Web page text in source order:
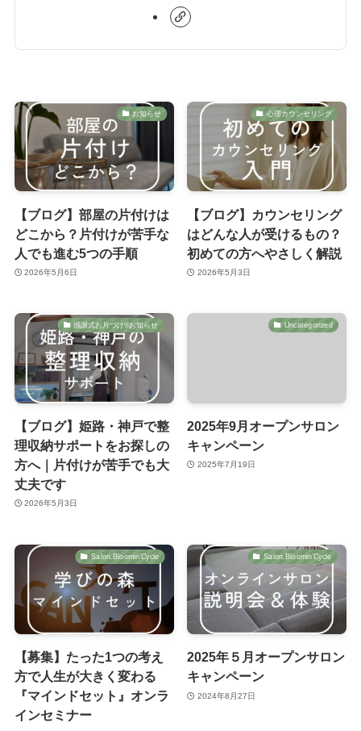
お知らせ
【ブログ】部屋の片付けは
どこから？片付けが苦手な
人でも進む5つの手順
2026年5月6日
心理カウンセリング
【ブログ】カウンセリング
はどんな人が受けるもの？
初めての方へやさしく解説
2026年5月3日
感謝式お片づけ®お知らせ
【ブログ】姫路・神戸で整
理収納サポートをお探しの
方へ｜片付けが苦手でも大
丈夫です
2026年5月3日
Uncategorized
2025年9月オープンサロン
キャンペーン
2025年7月19日
Salon.Bloomin’Cycle
【募集】たった1つの考え
方で人生が大きく変わる
『マインドセット』オンラ
インセミナー
Salon.Bloomin’Cycle
2025年５月オープンサロン
キャンペーン
2024年8月27日